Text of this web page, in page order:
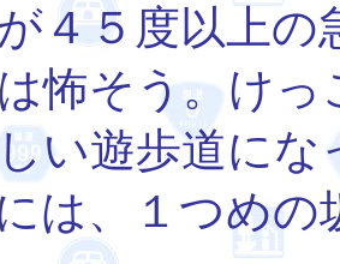
４５度以上
怖そう。け
い遊歩道に
は、１つめの